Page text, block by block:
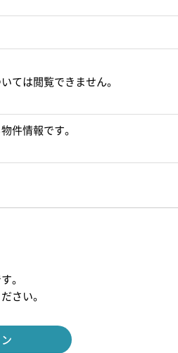
ては閲覧できません。
件情報です。
。
さい。